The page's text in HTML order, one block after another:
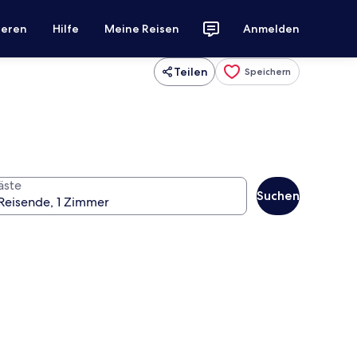
Hilfe Meine Reisen Anmelden
Teilen Speichern
Suchen